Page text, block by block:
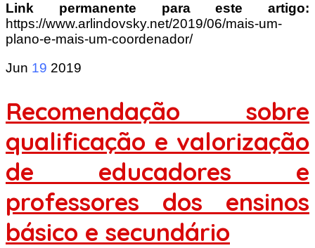
Link permanente para este artigo:
https://www.arlindovsky.net/2019/06/mais-um-
plano-e-mais-um-coordenador/
Jun 19 2019
Recomendação sobre
qualificação e valorização
de educadores e
professores dos ensinos
básico e secundário